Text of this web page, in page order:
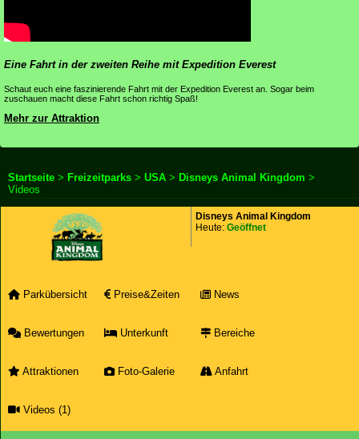
Eine Fahrt in der zweiten Reihe mit Expedition Everest
Schaut euch eine faszinierende Fahrt mit der Expedition Everest an. Sogar beim
zuschauen macht diese Fahrt schon richtig Spaß!
Mehr zur Attraktion
Startseite > Freizeitparks > USA > Disneys Animal Kingdom >
Videos
Disneys Animal Kingdom
Heute: Geöffnet
Parkübersicht Preise&Zeiten News
Bewertungen Unterkunft Bereiche
Attraktionen Foto-Galerie Anfahrt
Videos (1)